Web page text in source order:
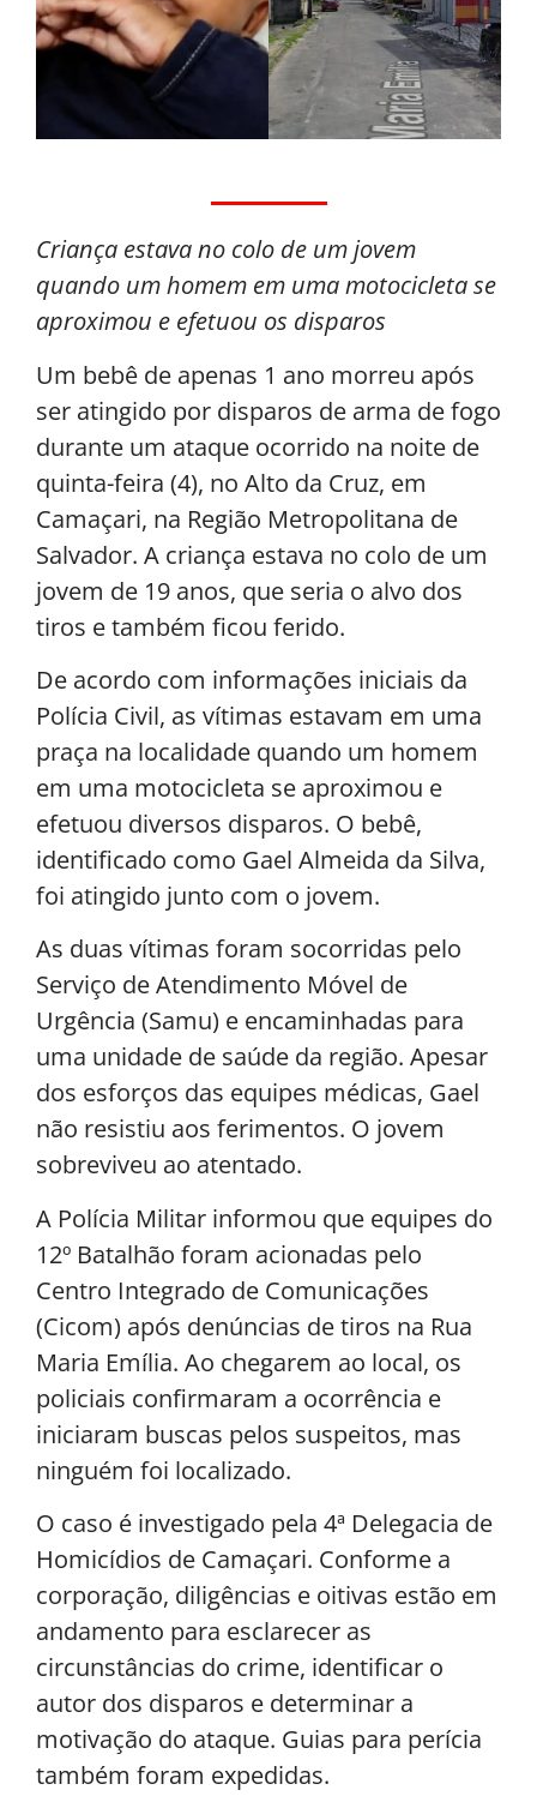
Criança estava no colo de um jovem
quando um homem em uma motocicleta se
aproximou e efetuou os disparos
Um bebê de apenas 1 ano morreu após
ser atingido por disparos de arma de fogo
durante um ataque ocorrido na noite de
quinta-feira (4), no Alto da Cruz, em
Camaçari, na Região Metropolitana de
Salvador. A criança estava no colo de um
jovem de 19 anos, que seria o alvo dos
tiros e também ficou ferido.
De acordo com informações iniciais da
Polícia Civil, as vítimas estavam em uma
praça na localidade quando um homem
em uma motocicleta se aproximou e
efetuou diversos disparos. O bebê,
identificado como Gael Almeida da Silva,
foi atingido junto com o jovem.
As duas vítimas foram socorridas pelo
Serviço de Atendimento Móvel de
Urgência (Samu) e encaminhadas para
uma unidade de saúde da região. Apesar
dos esforços das equipes médicas, Gael
não resistiu aos ferimentos. O jovem
sobreviveu ao atentado.
A Polícia Militar informou que equipes do
12º Batalhão foram acionadas pelo
Centro Integrado de Comunicações
(Cicom) após denúncias de tiros na Rua
Maria Emília. Ao chegarem ao local, os
policiais confirmaram a ocorrência e
iniciaram buscas pelos suspeitos, mas
ninguém foi localizado.
O caso é investigado pela 4ª Delegacia de
Homicídios de Camaçari. Conforme a
corporação, diligências e oitivas estão em
andamento para esclarecer as
circunstâncias do crime, identificar o
autor dos disparos e determinar a
motivação do ataque. Guias para perícia
também foram expedidas.